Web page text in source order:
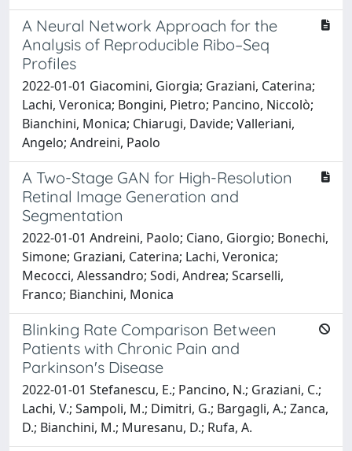
A Neural Network Approach for the
Analysis of Reproducible Ribo–Seq
Profiles
2022-01-01 Giacomini, Giorgia; Graziani, Caterina;
Lachi, Veronica; Bongini, Pietro; Pancino, Niccolò;
Bianchini, Monica; Chiarugi, Davide; Valleriani,
Angelo; Andreini, Paolo
A Two-Stage GAN for High-Resolution
Retinal Image Generation and
Segmentation
2022-01-01 Andreini, Paolo; Ciano, Giorgio; Bonechi,
Simone; Graziani, Caterina; Lachi, Veronica;
Mecocci, Alessandro; Sodi, Andrea; Scarselli,
Franco; Bianchini, Monica
Blinking Rate Comparison Between
Patients with Chronic Pain and
Parkinson's Disease
2022-01-01 Stefanescu, E.; Pancino, N.; Graziani, C.;
Lachi, V.; Sampoli, M.; Dimitri, G.; Bargagli, A.; Zanca,
D.; Bianchini, M.; Muresanu, D.; Rufa, A.